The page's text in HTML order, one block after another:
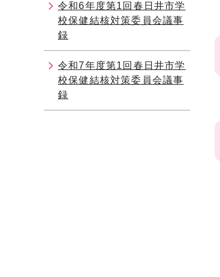
令和6年度第1回春日井市学
校保健結核対策委員会議事
録
令和7年度第1回春日井市学
校保健結核対策委員会議事
録